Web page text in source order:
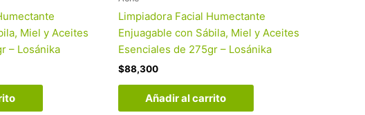
Miel y Aceites
– Losánika
Limpiadora Facial Humectante
Enjuagable con Sábila, Miel y Aceites
Esenciales de 275gr – Losánika
$88,300
Añadir al carrito